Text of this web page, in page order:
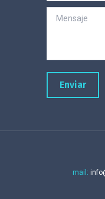
Mensaje
Enviar
mail: